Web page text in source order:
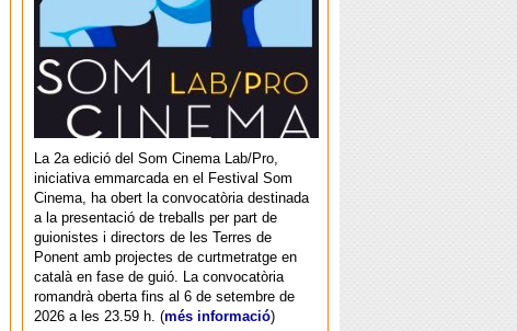
La 2a edició del Som Cinema Lab/Pro,
iniciativa emmarcada en el Festival Som
Cinema, ha obert la convocatòria destinada
a la presentació de treballs per part de
guionistes i directors de les Terres de
Ponent amb projectes de curtmetratge en
català en fase de guió. La convocatòria
romandrà oberta fins al 6 de setembre de
2026 a les 23.59 h. (més informació)